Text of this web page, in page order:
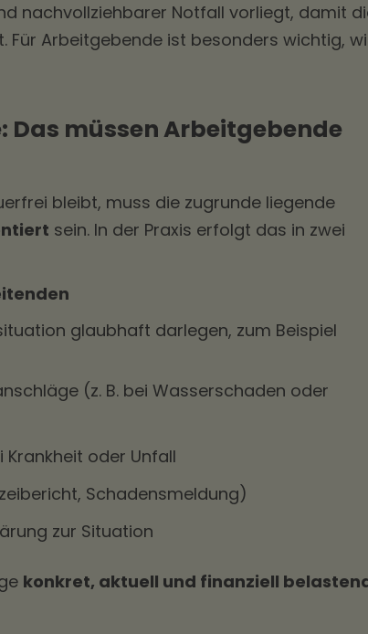
nachvollziehbarer Notfall vorliegt, damit
Für Arbeitgebende ist besonders wichtig,
Das müssen Arbeitgebende
bleibt, muss die zugrunde liegende
sein. In der Praxis erfolgt das in zwei
glaubhaft darlegen, zum Beispiel
(z. B. bei Wasserschaden oder
oder Unfall
Schadensmeldung)
zur Situation
konkret, aktuell und finanziell